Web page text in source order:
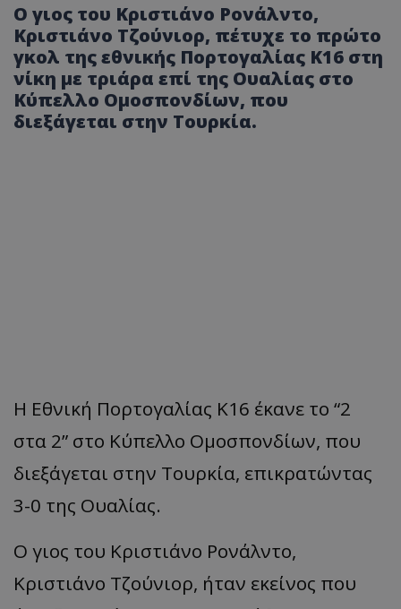
Ο γιος του Κριστιάνο Ρονάλντο,
Κριστιάνο Τζούνιορ, πέτυχε το πρώτο
γκολ της εθνικής Πορτογαλίας Κ16 στη
νίκη με τριάρα επί της Ουαλίας στο
Κύπελλο Ομοσπονδίων, που
διεξάγεται στην Τουρκία.
Η Εθνική Πορτογαλίας Κ16 έκανε το “2
στα 2” στο Κύπελλο Ομοσπονδίων, που
διεξάγεται στην Τουρκία, επικρατώντας
3-0 της Ουαλίας.
Ο γιος του Κριστιάνο Ρονάλντο,
Κριστιάνο Τζούνιορ, ήταν εκείνος που